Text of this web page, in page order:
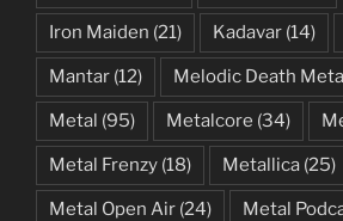
Iron Maiden (21) Kadavar (14)
Mantar (12) Melodic Death
Metal (95) Metalcore (34)
Metal Frenzy (18) Metallica (25)
Metal Open Air (24) Metal